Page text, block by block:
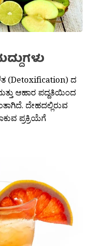
(Detoxification) ದ
ಮತ್ತು ಆಹಾರ ಪದ್ದತಿಯಿಂದ
ದೇಹದಲ್ಲಿರುವ
ಪ್ರಕ್ರಿಯೆಗೆ